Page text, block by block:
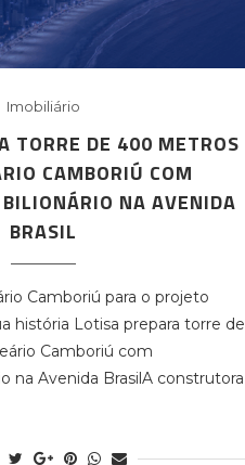
Imobiliário
TORRE DE 400 METROS
CAMBORIÚ COM
NA AVENIDA
BRASIL
Camboriú para o projeto
história Lotisa prepara torre de
Camboriú com
na Avenida BrasilA construtora